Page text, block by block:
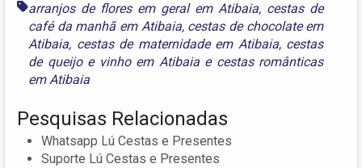
arranjos de flores em geral em Atibaia, cestas de
café da manhã em Atibaia, cestas de chocolate em
Atibaia, cestas de maternidade em Atibaia, cestas
de queijo e vinho em Atibaiae cestas românticas
em Atibaia
Pesquisas Relacionadas
Whatsapp Lú Cestas e Presentes
Suporte Lú Cestas e Presentes